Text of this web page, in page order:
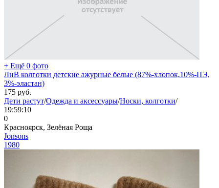
+ Ещё 0 фото
ЛиВ колготки детские ажурные белые (87%-хлопок,10%-ПЭ,
3%-эластан)
175 руб.
Дети растут/Одежда и аксессуары/Носки, колготки/
19:59:10
0
Красноярск, Зелёная Роща
Jonsons
1980